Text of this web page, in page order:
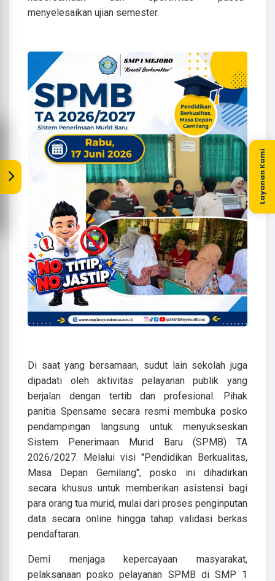
menyelesaikan ujian semester.
Di saat yang bersamaan, sudut lain sekolah juga
dipadati oleh aktivitas pelayanan publik yang
berjalan dengan tertib dan profesional. Pihak
panitia Spensame secara resmi membuka posko
pendampingan langsung untuk menyukseskan
Sistem Penerimaan Murid Baru (SPMB) TA
2026/2027. Melalui visi "Pendidikan Berkualitas,
Masa Depan Gemilang", posko ini dihadirkan
secara khusus untuk memberikan asistensi bagi
para orang tua murid, mulai dari proses penginputan
data secara online hingga tahap validasi berkas
pendaftaran.
Demi menjaga kepercayaan masyarakat,
pelaksanaan posko pelayanan SPMB di SMP 1
Layanan Kami